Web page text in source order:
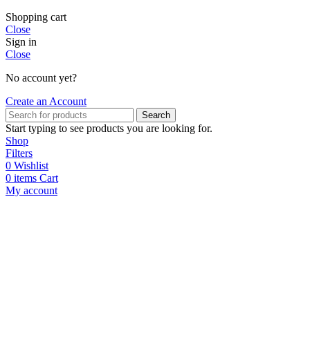
Shopping cart
Close
Sign in
Close
No account yet?
Create an Account
Search
Start typing to see products you are looking for.
Shop
Filters
0 Wishlist
0 items Cart
My account